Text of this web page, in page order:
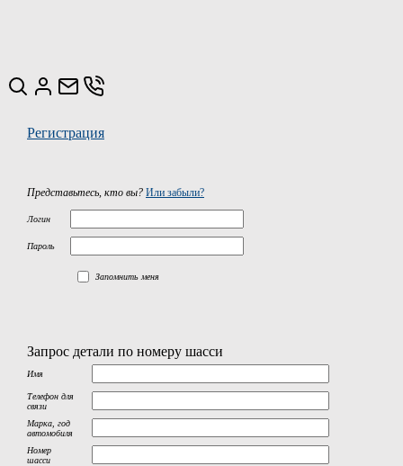
Регистрация
Представьтесь, кто вы? Или забыли?
Логин
Пароль
Запомнить меня
Запрос детали по номеру шасси
Имя
Телефон для
связи
Марка, год
автомобиля
Номер
шасси